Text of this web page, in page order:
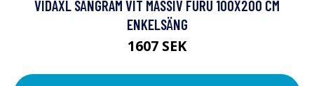
VIDAXL SÄNGRAM VIT MASSIV FURU 100X200 CM
ENKELSÄNG
1607 SEK